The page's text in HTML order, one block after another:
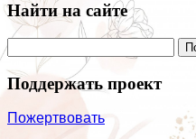
Найти на сайте
Поддержать проект
Пожертвовать